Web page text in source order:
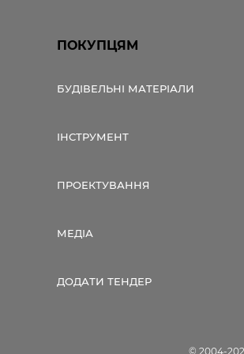
ПОКУПЦЯМ
БУДІВЕЛЬНІ МАТЕРІАЛИ
ІНСТРУМЕНТ
ПРОЕКТУВАННЯ
МЕДІА
ДОДАТИ ТЕНДЕР
© 2004-